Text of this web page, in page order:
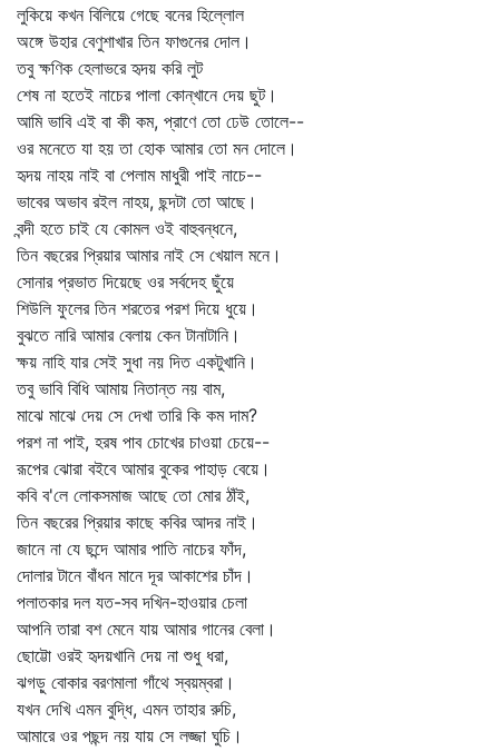
লুকিয়ে কখন বিলিয়ে গেছে বনের হিল্লোল
অঙ্গে উহার বেণুশাখার তিন ফাগুনের দোল।
তবু ক্ষণিক হেলাভরে হৃদয় করি লুট
শেষ না হতেই নাচের পালা কোন্‌খানে দেয় ছুট।
আমি ভাবি এই বা কী কম, প্রাণে তো ঢেউ তোলে--
ওর মনেতে যা হয় তা হোক আমার তো মন দোলে।
হৃদয় নাহয় নাই বা পেলাম মাধুরী পাই নাচে--
ভাবের অভাব রইল নাহয়, ছন্দটা তো আছে।
বন্দী হতে চাই যে কোমল ওই বাহুবন্ধনে,
তিন বছরের প্রিয়ার আমার নাই সে খেয়াল মনে।
সোনার প্রভাত দিয়েছে ওর সর্বদেহ ছুঁয়ে
শিউলি ফুলের তিন শরতের পরশ দিয়ে ধুয়ে।
বুঝতে নারি আমার বেলায় কেন টানাটানি।
ক্ষয় নাহি যার সেই সুধা নয় দিত একটুখানি।
তবু ভাবি বিধি আমায় নিতান্ত নয় বাম,
মাঝে মাঝে দেয় সে দেখা তারি কি কম দাম?
পরশ না পাই, হরষ পাব চোখের চাওয়া চেয়ে--
রূপের ঝোরা বইবে আমার বুকের পাহাড় বেয়ে।
কবি ব'লে লোকসমাজ আছে তো মোর ঠাঁই,
তিন বছরের প্রিয়ার কাছে কবির আদর নাই।
জানে না যে ছন্দে আমার পাতি নাচের ফাঁদ,
দোলার টানে বাঁধন মানে দূর আকাশের চাঁদ।
পলাতকার দল যত-সব দখিন-হাওয়ার চেলা
আপনি তারা বশ মেনে যায় আমার গানের বেলা।
ছোট্টো ওরই হৃদয়খানি দেয় না শুধু ধরা,
ঝগড়ু বোকার বরণমালা গাঁথে স্বয়ম্বরা।
যখন দেখি এমন বুদ্ধি, এমন তাহার রুচি,
আমারে ওর পছন্দ নয় যায় সে লজ্জা ঘুচি।